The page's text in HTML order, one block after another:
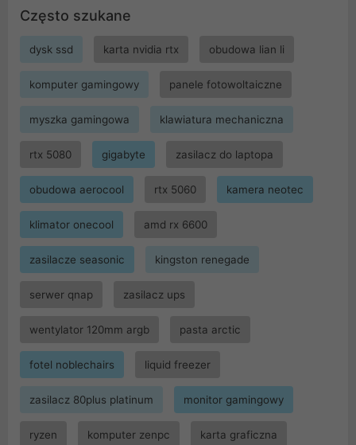
Często szukane
dysk ssd karta nvidia rtx obudowa lian li
komputer gamingowy panele fotowoltaiczne
myszka gamingowa klawiatura mechaniczna
rtx 5080 gigabyte zasilacz do laptopa
obudowa aerocool rtx 5060 kamera neotec
klimator onecool amd rx 6600
zasilacze seasonic kingston renegade
serwer qnap zasilacz ups
wentylator 120mm argb pasta arctic
fotel noblechairs liquid freezer
zasilacz 80plus platinum monitor gamingowy
ryzen komputer zenpc karta graficzna